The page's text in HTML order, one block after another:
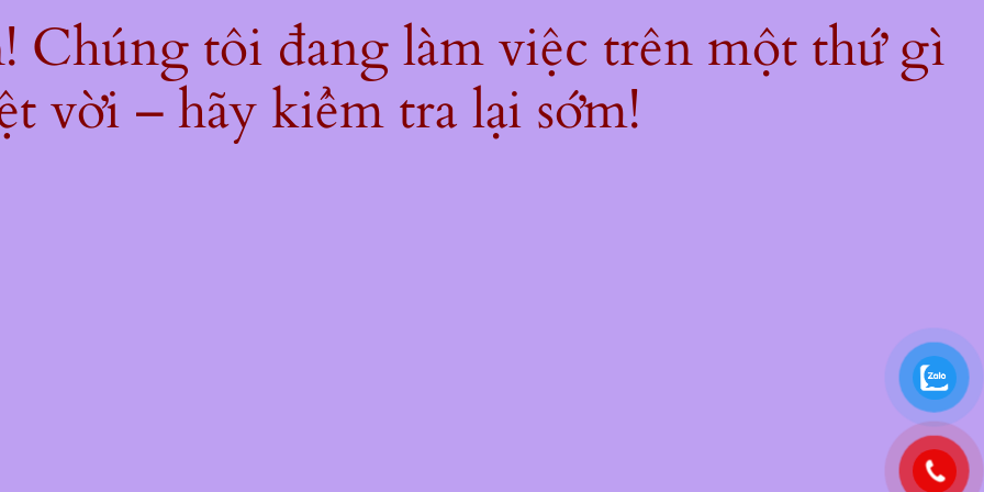
Chúng tôi đang làm việc trên một thứ gì
vời – hãy kiểm tra lại sớm!